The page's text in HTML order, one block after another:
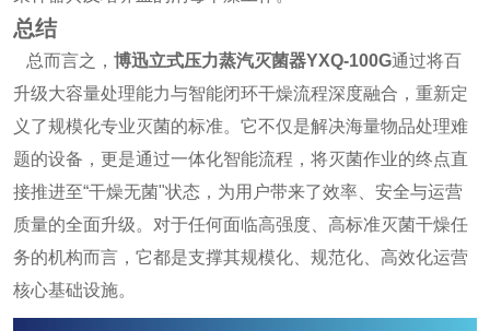
总结
总而言之， 博迅立式压力蒸汽灭菌器YXQ-100G通过将百
升级大容量处理能力与智能闭环干燥流程深度融合，重新定
义了规模化专业灭菌的标准。它不仅是解决海量物品处理难
题的设备，更是通过一体化智能流程，将灭菌作业的终点直
接推进至“干燥无菌"状态，为用户带来了效率、安全与运营
质量的全面升级。对于任何面临高强度、高标准灭菌干燥任
务的机构而言，它都是支撑其规模化、规范化、高效化运营
核心基础设施。